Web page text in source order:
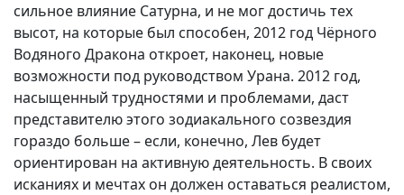
сильное влияние Сатурна, и не мог достичь тех
высот, на которые был способен, 2012 год Чёрного
Водяного Дракона откроет, наконец, новые
возможности под руководством Урана. 2012 год,
насыщенный трудностями и проблемами, даст
представителю этого зодиакального созвездия
гораздо больше – если, конечно, Лев будет
ориентирован на активную деятельность. В своих
исканиях и мечтах он должен оставаться реалистом,